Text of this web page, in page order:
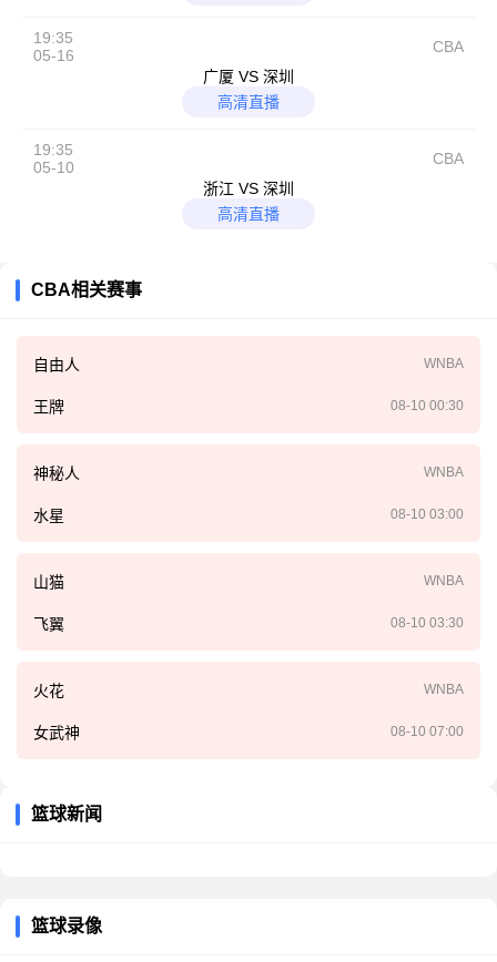
19:35
05-16
CBA
广厦 VS 深圳
高清直播
19:35
05-10
CBA
浙江 VS 深圳
高清直播
CBA相关赛事
自由人 WNBA
王牌 08-10 00:30
神秘人 WNBA
水星 08-10 03:00
山猫 WNBA
飞翼 08-10 03:30
火花 WNBA
女武神 08-10 07:00
篮球新闻
篮球录像